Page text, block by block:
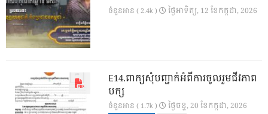
ចំនួនអាន ( 2.4k ) ថ្ងៃ​អាទិត្យ, 12 ខែ​កក្កដា, 2026
E14.ពាក្យសុំបញ្ជាក់អំពីការចូលរួមជីវភាព
បក្ស
ចំនួនអាន ( 1.7k ) ថ្ងៃ​ចន្ទ, 20 ខែ​កក្កដា, 2026